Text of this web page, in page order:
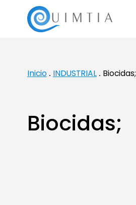
Inicio
INDUSTRIAL Biocidas;
Biocidas;